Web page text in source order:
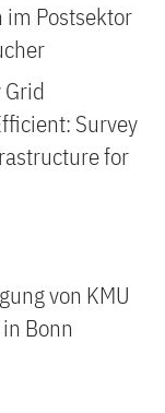
Postsektor
Grid
Survey
for
von KMU
Bonn